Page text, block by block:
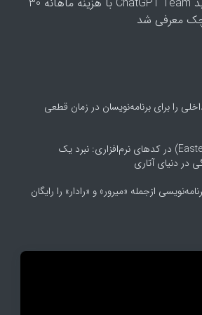
معرفی شد
را برای برنامه‌نویسان در زمان قطعی
تخم‌مرغ شانسی (Easter Egg) در کدهای نرم‌افزاری: نبرد یک
در دنیای آتاری
ازجمله «میرور» و «رادار» را رایگان